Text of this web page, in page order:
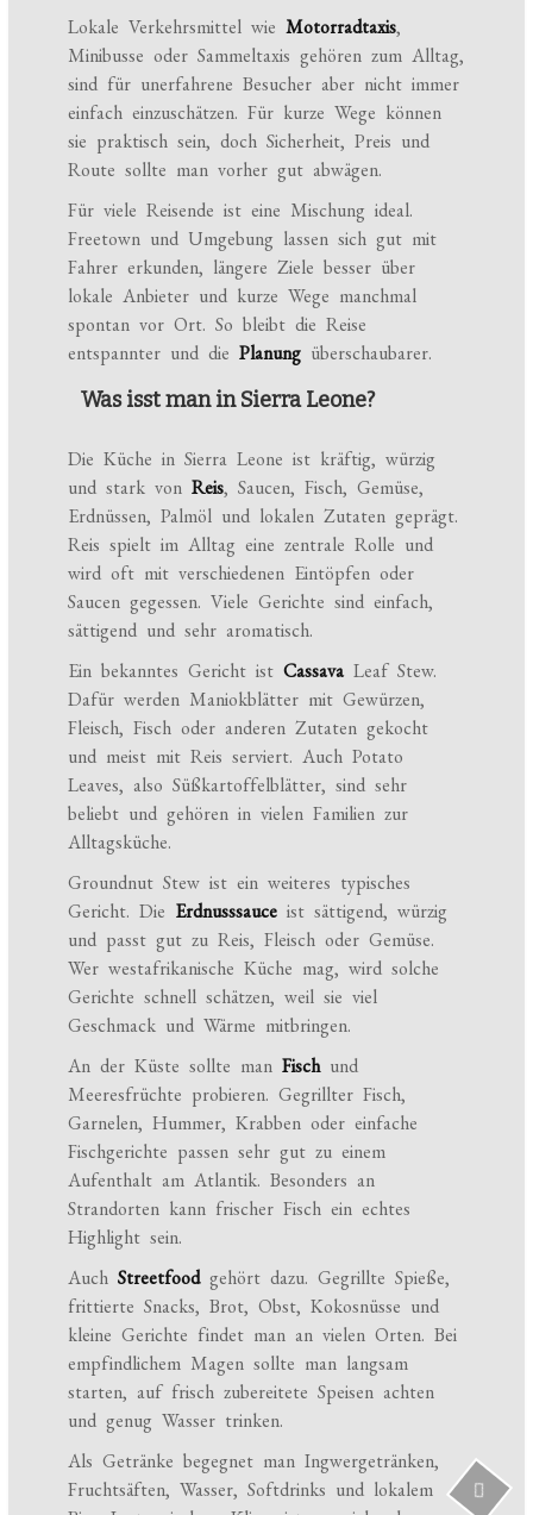
Lokale Verkehrsmittel wieMotorradtaxis,
Minibusse oder Sammeltaxis gehören zum Alltag,
sind für unerfahrene Besucher aber nicht immer
einfach einzuschätzen. Für kurze Wege können
sie praktisch sein, doch Sicherheit, Preis und
Route sollte man vorher gut abwägen.
Für viele Reisende ist eine Mischung ideal.
Freetown und Umgebung lassen sich gut mit
Fahrer erkunden, längere Ziele besser über
lokale Anbieter und kurze Wege manchmal
spontan vor Ort. So bleibt die Reise
entspannter und diePlanung überschaubarer.
Was isst man in Sierra Leone?
Die Küche in Sierra Leone ist kräftig, würzig
und stark vonReis, Saucen, Fisch, Gemüse,
Erdnüssen, Palmöl und lokalen Zutaten geprägt.
Reis spielt im Alltag eine zentrale Rolle und
wird oft mit verschiedenen Eintöpfen oder
Saucen gegessen. Viele Gerichte sind einfach,
sättigend und sehr aromatisch.
Ein bekanntes Gericht istCassavaLeaf Stew.
Dafür werden Maniokblätter mit Gewürzen,
Fleisch, Fisch oder anderen Zutaten gekocht
und meist mit Reis serviert. Auch Potato
Leaves, also Süßkartoffelblätter, sind sehr
beliebt und gehören in vielen Familien zur
Alltagsküche.
Groundnut Stew ist ein weiteres typisches
Gericht. Die Erdnusssauce ist sättigend, würzig
und passt gut zu Reis, Fleisch oder Gemüse.
Wer westafrikanische Küche mag, wird solche
Gerichte schnell schätzen, weil sie viel
Geschmack und Wärme mitbringen.
An der Küste sollte manFischund
Meeresfrüchte probieren. Gegrillter Fisch,
Garnelen, Hummer, Krabben oder einfache
Fischgerichte passen sehr gut zu einem
Aufenthalt am Atlantik. Besonders an
Strandorten kann frischer Fisch ein echtes
Highlight sein.
AuchStreetfoodgehört dazu. Gegrillte Spieße,
frittierte Snacks, Brot, Obst, Kokosnüsse und
kleine Gerichte findet man an vielen Orten. Bei
empfindlichem Magen sollte man langsam
starten, auf frisch zubereitete Speisen achten
und genug Wasser trinken.
Als Getränke begegnet man Ingwergetränken,
Fruchtsäften, Wasser, Softdrinks und lokalem